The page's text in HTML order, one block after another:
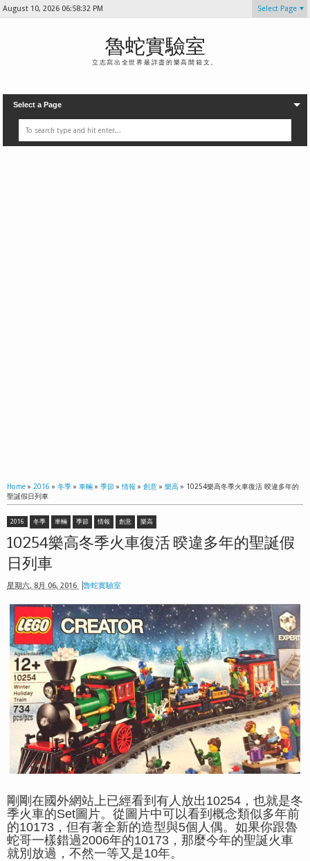
August 10, 2026 06:58:33 PM Select Page
魯蛇實驗室
立志寫出全世界最詳盡的樂高開箱文。
Select a Page
Home » 2016 » 冬季 » 車輛 » 季節 » 情報 » 創意 » 樂高 » 10254樂高冬季火車復活 暌違多年的
聖誕假日列車
2016 冬季 車輛 季節 情報 創意 樂高
10254樂高冬季火車復活 暌違多年的聖誕假
日列車
星期六, 8月 06, 2016 魯蛇實驗室
剛剛在國外網站上已經看到有人放出10254，也就是冬
季火車的Set圖片。從圖片中可以看到概念類似多年前
的10173，但有著全新的造型與5個人偶。如果你跟魯
蛇哥一樣錯過2006年的10173，那麼今年的聖誕火車
就別放過，不然一等又是10年。